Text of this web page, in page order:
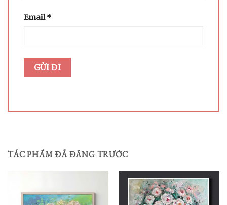
Email*
TÁC PHẨM ĐÃ ĐĂNG TRƯỚC